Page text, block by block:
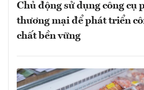
Chủ động sử dụng công cụ
thương mại để phát triển
chất bền vững